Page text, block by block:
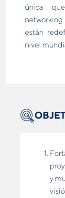
única
están
nivel
y